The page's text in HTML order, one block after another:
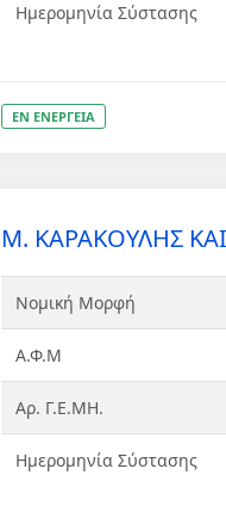
Ημερομηνία Σύστασης
ΕΝ ΕΝΕΡΓΕΙΑ
Μ. ΚΑΡΑΚΟΥΛΗΣ ΚΑΙ
Νομική Μορφή
Α.Φ.Μ
Αρ. Γ.Ε.ΜΗ.
Ημερομηνία Σύστασης